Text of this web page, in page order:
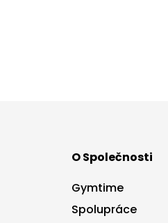
O Společnosti
Gymtime
Spolupráce